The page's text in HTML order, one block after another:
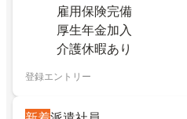
雇用保険完備
厚生年金加入
介護休暇あり
登録エントリー